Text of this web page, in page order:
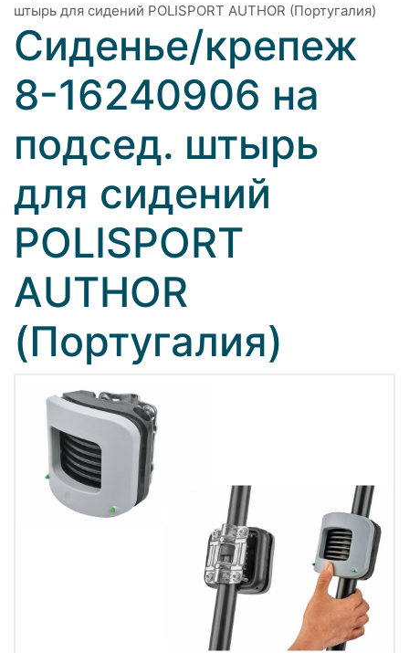
штырь для сидений POLISPORT AUTHOR (Португалия)
Сиденье/крепеж
8-16240906 на
подсед. штырь
для сидений
POLISPORT
AUTHOR
(Португалия)